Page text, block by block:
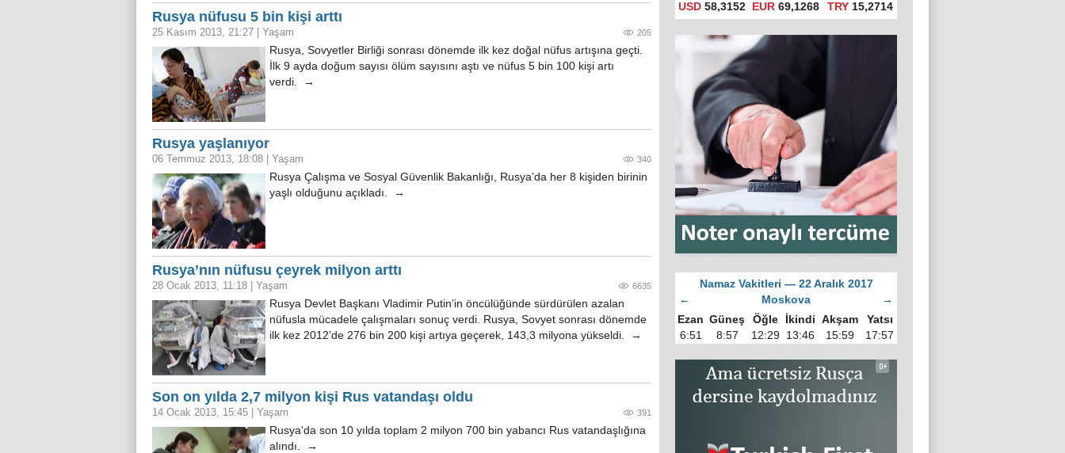
Rusya nüfusu 5 bin kişi arttı
25 Kasım 2013, 21:27 Yaşam 205
Rusya, Sovyetler Birliği sonrası dönemde ilk kez doğal nüfus artışına geçti.
İlk 9 ayda doğum sayısı ölüm sayısını aştı ve nüfus 5 bin 100 kişi artı
verdi. →
Rusya yaşlanıyor
06 Temmuz 2013, 18:08 Yaşam 340
Rusya Çalışma ve Sosyal Güvenlik Bakanlığı, Rusya’da her 8 kişiden birinin
yaşlı olduğunu açıkladı. →
Rusya’nın nüfusu çeyrek milyon arttı
28 Ocak 2013, 11:18 Yaşam 6635
Rusya Devlet Başkanı Vladimir Putin’in öncülüğünde sürdürülen azalan
nüfusla mücadele çalışmaları sonuç verdi. Rusya, Sovyet sonrası dönemde
ilk kez 2012’de 276 bin 200 kişi artıya geçerek, 143,3 milyona yükseldi. →
Son on yılda 2,7 milyon kişi Rus vatandaşı oldu
14 Ocak 2013, 15:45 Yaşam 391
Rusya'da son 10 yılda toplam 2 milyon 700 bin yabancı Rus vatandaşlığına
alındı. →
USD 58,3152 EUR 69,1268 TRY15,2714
Namaz Vakitleri — 22 Aralık 2017
←
Moskova
→
Ezan Güneş Öğle İkindi Akşam
Yatsı
6:51
8:57 12:29 13:46 15:59 17:57